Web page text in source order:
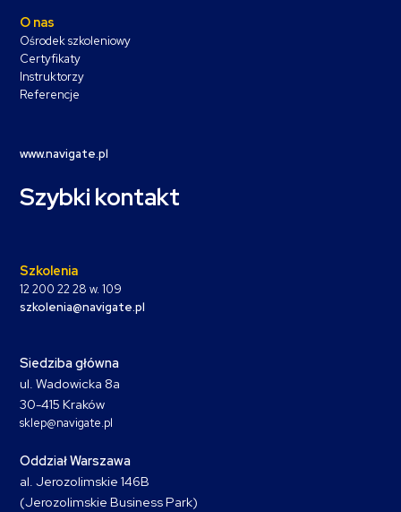
O nas
Ośrodek szkoleniowy
Certyfikaty
Instruktorzy
Referencje
www.navigate.pl
Szybki kontakt
Szkolenia
12 200 22 28 w. 109
szkolenia@navigate.pl
Siedziba główna
ul. Wadowicka 8a
30-415 Kraków
sklep@navigate.pl
Oddział Warszawa
al. Jerozolimskie 146B
(Jerozolimskie Business Park)